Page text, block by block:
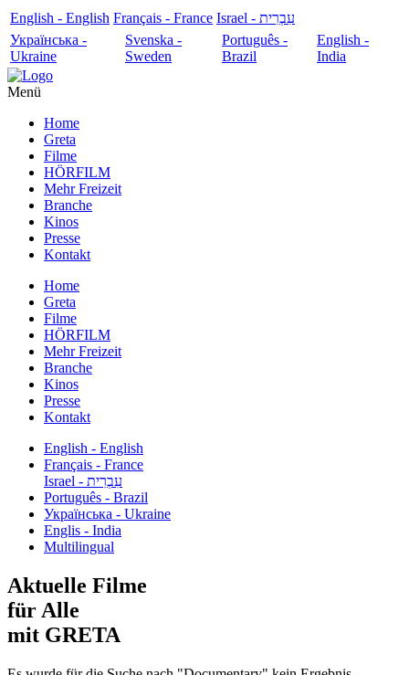
English - English Français - France
עִבְרִית - Israel
Українська -
Ukraine
Svenska -
Sweden
Português -
Brazil
English -
India
Menü
Home
Greta
Filme
HÖRFILM
Mehr Freizeit
Branche
Kinos
Presse
Kontakt
Home
Greta
Filme
HÖRFILM
Mehr Freizeit
Branche
Kinos
Presse
Kontakt
English - English
Français - France
עִבְרִית - Israel
Português - Brazil
Українська - Ukraine
Englis - India
Multilingual
Aktuelle Filme
für Alle
mit GRETA